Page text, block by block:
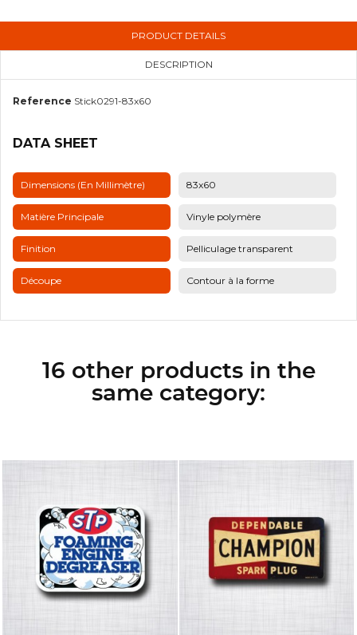
PRODUCT DETAILS
DESCRIPTION
Reference Stick0291-83x60
DATA SHEET
Dimensions (en Millimètre) 83x60
Matière Principale Vinyle polymère
Finition Pelliculage transparent
Découpe Contour à la forme
16 other products in the
same category: